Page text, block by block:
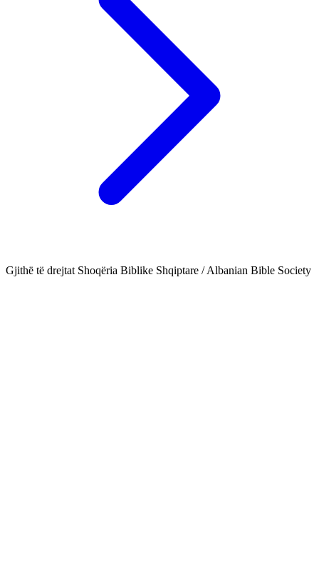
Gjithë të drejtat Shoqëria Biblike Shqiptare / Albanian Bible Society